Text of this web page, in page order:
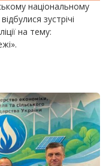
національному
зустрічі
на тему: